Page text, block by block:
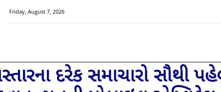
Friday, August 7, 2026